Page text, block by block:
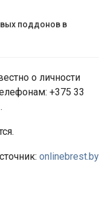
поддонов в
о личности
+375 33
onlinebrest.by